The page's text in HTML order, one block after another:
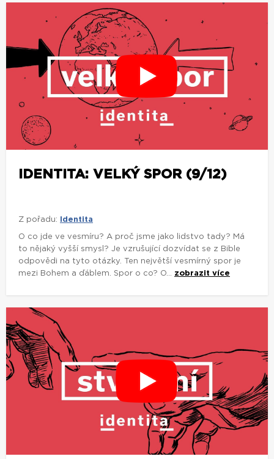
IDENTITA: VELKÝ SPOR (9/12)
Z pořadu: Identita
O co jde ve vesmíru? A proč jsme jako lidstvo tady? Má
to nějaký vyšší smysl? Je vzrušující dozvídat se z Bible
odpovědi na tyto otázky. Ten největší vesmírný spor je
mezi Bohem a ďáblem. Spor o co? O... zobrazit více